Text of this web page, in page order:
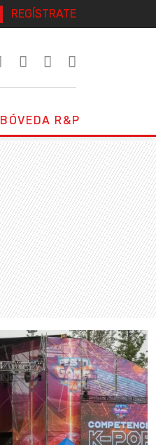
REGÍSTRATE
BÓVEDA R&P